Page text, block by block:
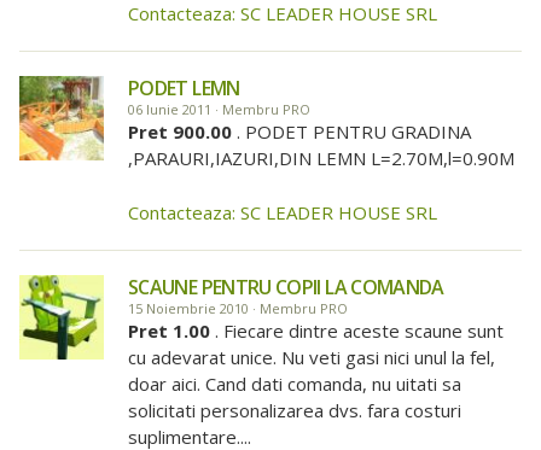
Contacteaza: SC LEADER HOUSE SRL
PODET LEMN
06 Iunie 2011 · Membru PRO
Pret 900.00 . PODET PENTRU GRADINA
,PARAURI,IAZURI,DIN LEMN L=2.70M,l=0.90M
Contacteaza: SC LEADER HOUSE SRL
SCAUNE PENTRU COPII LA COMANDA
15 Noiembrie 2010 · Membru PRO
Pret 1.00 . Fiecare dintre aceste scaune sunt
cu adevarat unice. Nu veti gasi nici unul la fel,
doar aici. Cand dati comanda, nu uitati sa
solicitati personalizarea dvs. fara costuri
suplimentare....